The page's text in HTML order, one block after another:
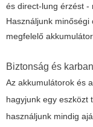
és direct-lung érzést -
Használjunk
megfelelő
Biztonság és
Az akkumulátorok és
hagyjunk egy eszközt
használjunk mindig